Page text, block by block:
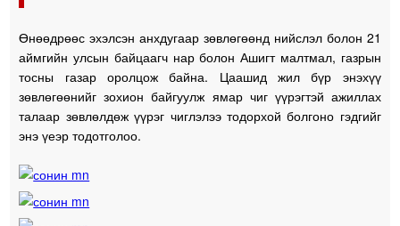
Өнөөдрөөс эхэлсэн анхдугаар зөвлөгөөнд нийслэл болон 21
аймгийн улсын байцаагч нар болон Ашигт малтмал, газрын
тосны газар оролцож байна. Цаашид жил бүр энэхүү
зөвлөгөөнийг зохион байгуулж ямар чиг үүрэгтэй ажиллах
талаар зөвлөлдөж үүрэг чиглэлээ тодорхой болгоно гэдгийг
энэ үеэр тодотголоо.